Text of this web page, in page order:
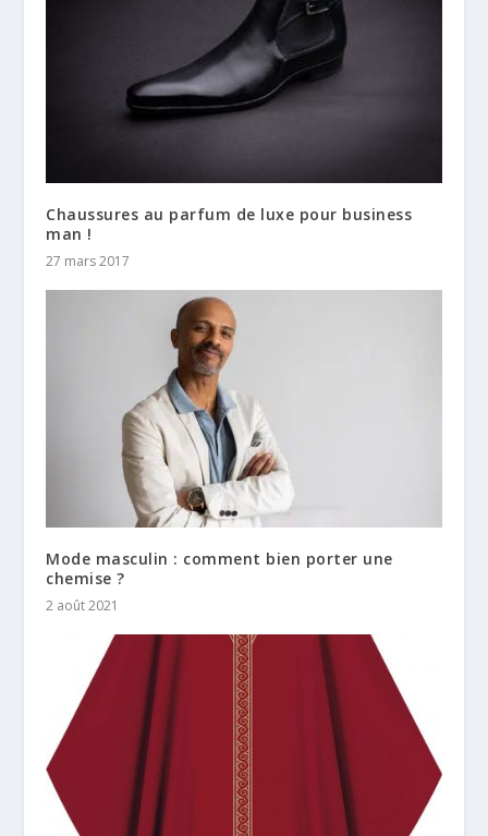
Chaussures au parfum de luxe pour business
man !
27 mars 2017
Mode masculin : comment bien porter une
chemise ?
2 août 2021